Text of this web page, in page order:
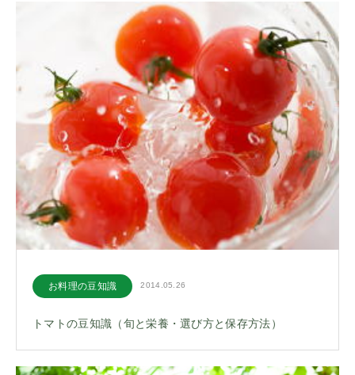
お料理の豆知識 2014.05.26
トマトの豆知識（旬と栄養・選び方と保存方法）